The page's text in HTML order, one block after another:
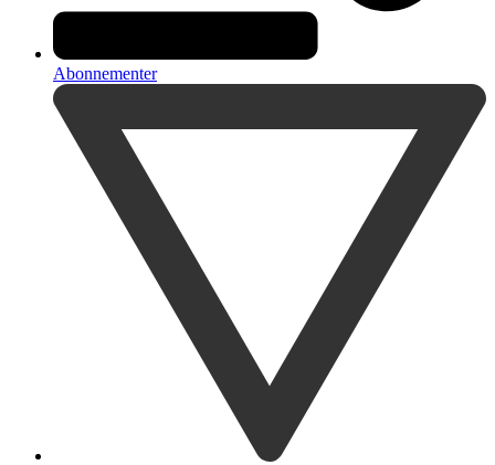
Abonnementer